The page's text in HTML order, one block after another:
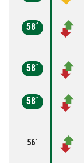
58´
58´
58´
56´